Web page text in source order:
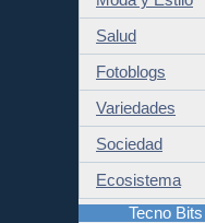
Salud
Fotoblogs
Variedades
Sociedad
Ecosistema
Tecno Bits